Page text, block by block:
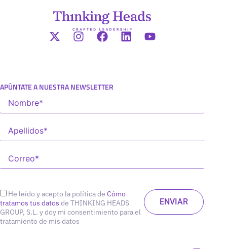
APÚNTATE A NUESTRA NEWSLETTER
He leído y acepto la política de Cómo
tratamos tus datos de THINKING HEADS
GROUP, S.L. y doy mi consentimiento para el
tratamiento de mis datos